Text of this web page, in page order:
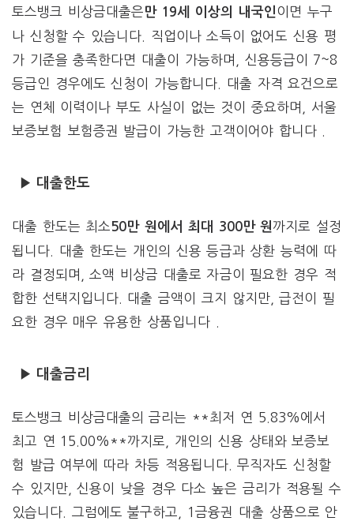
토스뱅크 비상금대출은만 19세 이상의 내국인이면 누구
나 신청할 수 있습니다. 직업이나 소득이 없어도 신용 평
가 기준을 충족한다면 대출이 가능하며, 신용등급이 7~8
등급인 경우에도 신청이 가능합니다. 대출 자격 요건으로
는 연체 이력이나 부도 사실이 없는 것이 중요하며, 서울
보증보험 보험증권 발급이 가능한 고객이어야 합니다 .
▶ 대출한도
대출 한도는 최소 50만 원에서 최대 300만 원까지로 설정
됩니다. 대출 한도는 개인의 신용 등급과 상환 능력에 따
라 결정되며, 소액 비상금 대출로 자금이 필요한 경우 적
합한 선택지입니다. 대출 금액이 크지 않지만, 급전이 필
요한 경우 매우 유용한 상품입니다 .
▶ 대출금리
토스뱅크 비상금대출의 금리는 **최저 연 5.83%에서
최고 연 15.00%**까지로, 개인의 신용 상태와 보증보
험 발급 여부에 따라 차등 적용됩니다. 무직자도 신청할
수 있지만, 신용이 낮을 경우 다소 높은 금리가 적용될 수
있습니다. 그럼에도 불구하고, 1금융권 대출 상품으로 안